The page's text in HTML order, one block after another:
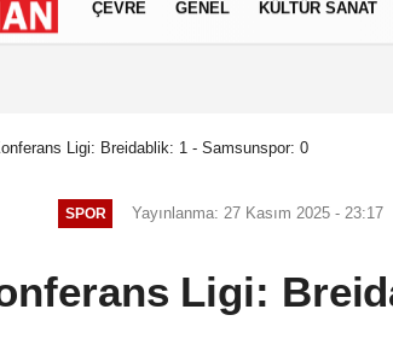
Gizlilik İlkeleri
ÇEVRE GENEL KÜLTÜR SANAT
Ligi: Breidablik: 1 - Samsunspor: 0
SPOR Yayınlanma: 27 Kasım 2025 - 23:17
Ligi: